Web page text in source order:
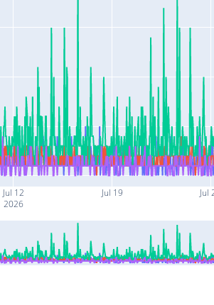
Jul 12
2026
Jul 19 Jul